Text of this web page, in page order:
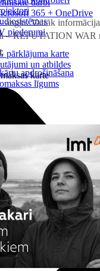
365 + OneDrive
pārklājuma karte
un atbildes
karte
piederumi
apdrošināšana
līgums
angļu. Vairāk
– REPUTATION WAR